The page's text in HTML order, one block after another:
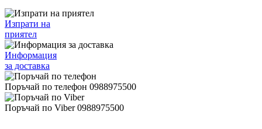
Изпрати на
приятел
Информация
за доставка
Поръчай по телефон 0988975500
Поръчай по Viber 0988975500